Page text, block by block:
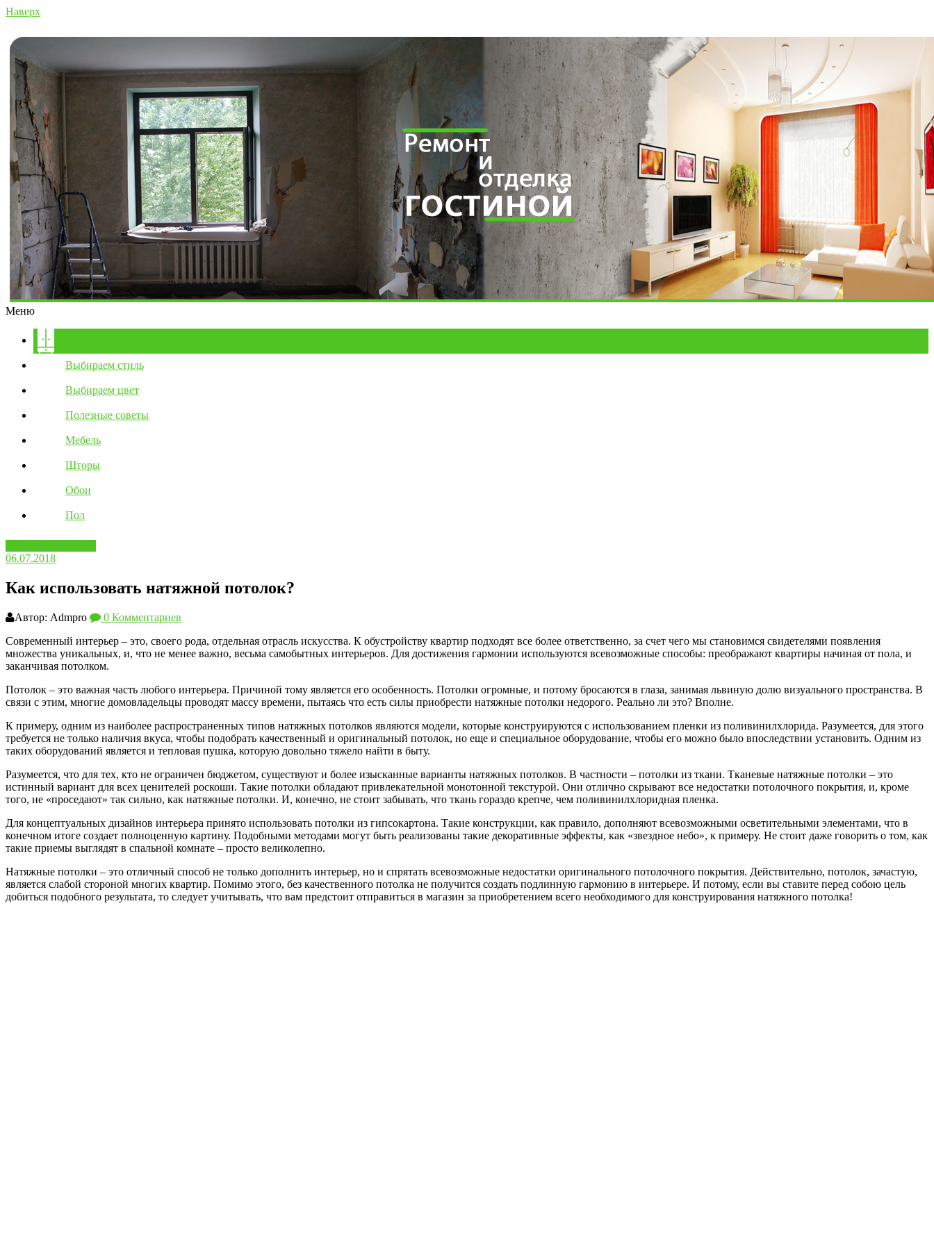
Наверх
Меню
Выбираем стиль
Выбираем цвет
Полезные советы
Мебель
Шторы
Обои
Пол
06.07.2018
Как использовать натяжной потолок?
Автор: Admpro
0 Комментариев
Современный интерьер – это, своего рода, отдельная отрасль искусства. К обустройству квартир подходят все более ответственно, за счет чего мы становимся свидетелями появления
множества уникальных, и, что не менее важно, весьма самобытных интерьеров. Для достижения гармонии используются всевозможные способы: преображают квартиры начиная от пола, и
заканчивая потолком.
Потолок – это важная часть любого интерьера. Причиной тому является его особенность. Потолки огромные, и потому бросаются в глаза, занимая львиную долю визуального пространства. В
связи с этим, многие домовладельцы проводят массу времени, пытаясь что есть силы приобрести натяжные потолки недорого. Реально ли это? Вполне.
К примеру, одним из наиболее распространенных типов натяжных потолков являются модели, которые конструируются с использованием пленки из поливинилхлорида. Разумеется, для этого
требуется не только наличия вкуса, чтобы подобрать качественный и оригинальный потолок, но еще и специальное оборудование, чтобы его можно было впоследствии установить. Одним из
таких оборудований является и тепловая пушка, которую довольно тяжело найти в быту.
Разумеется, что для тех, кто не ограничен бюджетом, существуют и более изысканные варианты натяжных потолков. В частности – потолки из ткани. Тканевые натяжные потолки – это
истинный вариант для всех ценителей роскоши. Такие потолки обладают привлекательной монотонной текстурой. Они отлично скрывают все недостатки потолочного покрытия, и, кроме
того, не «проседают» так сильно, как натяжные потолки. И, конечно, не стоит забывать, что ткань гораздо крепче, чем поливинилхлоридная пленка.
Для концептуальных дизайнов интерьера принято использовать потолки из гипсокартона. Такие конструкции, как правило, дополняют всевозможными осветительными элементами, что в
конечном итоге создает полноценную картину. Подобными методами могут быть реализованы такие декоративные эффекты, как «звездное небо», к примеру. Не стоит даже говорить о том, как
такие приемы выглядят в спальной комнате – просто великолепно.
Натяжные потолки – это отличный способ не только дополнить интерьер, но и спрятать всевозможные недостатки оригинального потолочного покрытия. Действительно, потолок, зачастую,
является слабой стороной многих квартир. Помимо этого, без качественного потолка не получится создать подлинную гармонию в интерьере. И потому, если вы ставите перед собою цель
добиться подобного результата, то следует учитывать, что вам предстоит отправиться в магазин за приобретением всего необходимого для конструирования натяжного потолка!